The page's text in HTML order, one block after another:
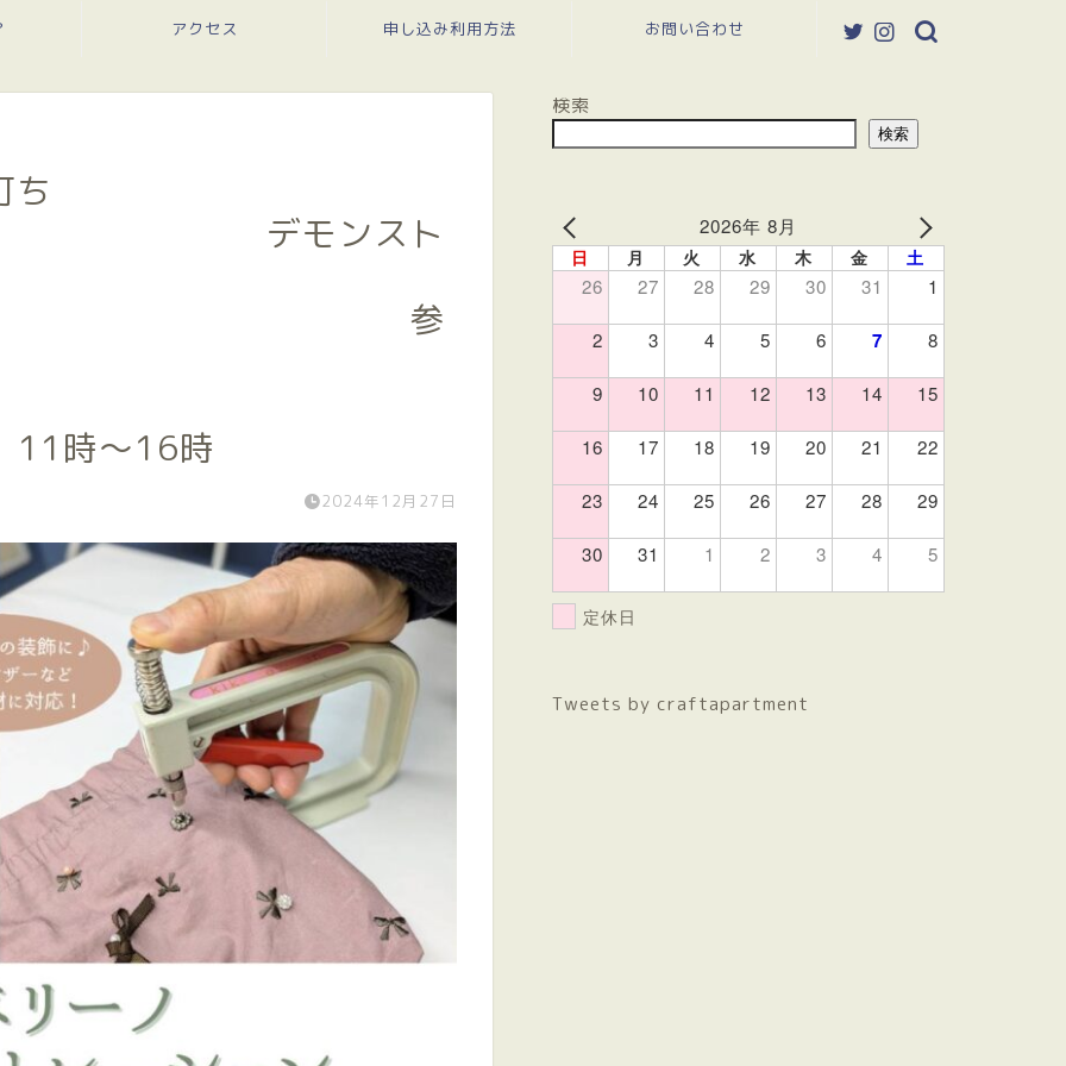
アクセス 申し込み利用方法 お問い合わせ
ち
モンスト
参
～16時
2024年12月27日
検索
検索
2026年 8月
日 月 火 水 木 金 土
26 27 28 29 30 31 1
2 3 4 5 6 7 8
9 10 11 12 13 14 15
16 17 18 19 20 21 22
23 24 25 26 27 28 29
30 31 1 2 3 4 5
定休日
Tweets by craftapartment